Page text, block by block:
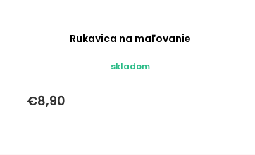
Rukavica na maľovanie
skladom
€8,90